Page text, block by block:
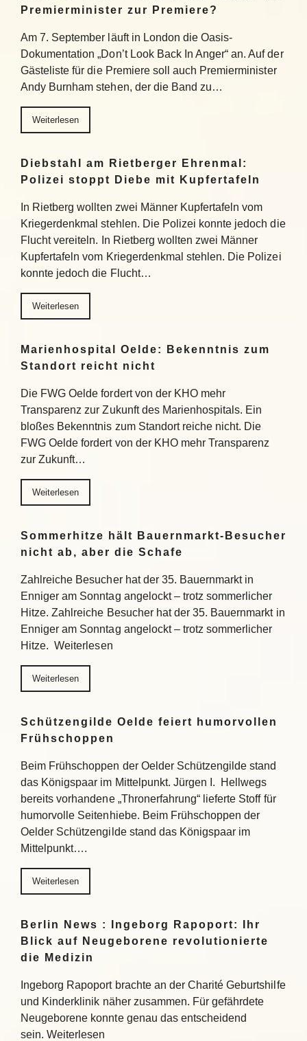
Premierminister zur Premiere?
Am 7. September läuft in London die Oasis-
Dokumentation „Don’t Look Back In Anger“ an. Auf der
Gästeliste für die Premiere soll auch Premierminister
Andy Burnham stehen, der die Band zu…
Weiterlesen
Diebstahl am Rietberger Ehrenmal:
Polizei stoppt Diebe mit Kupfertafeln
In Rietberg wollten zwei Männer Kupfertafeln vom
Kriegerdenkmal stehlen. Die Polizei konnte jedoch die
Flucht vereiteln. In Rietberg wollten zwei Männer
Kupfertafeln vom Kriegerdenkmal stehlen. Die Polizei
konnte jedoch die Flucht…
Weiterlesen
Marienhospital Oelde: Bekenntnis zum
Standort reicht nicht
Die FWG Oelde fordert von der KHO mehr
Transparenz zur Zukunft des Marienhospitals. Ein
bloßes Bekenntnis zum Standort reiche nicht. Die
FWG Oelde fordert von der KHO mehr Transparenz
zur Zukunft…
Weiterlesen
Sommerhitze hält Bauernmarkt-Besucher
nicht ab, aber die Schafe
Zahlreiche Besucher hat der 35. Bauernmarkt in
Enniger am Sonntag angelockt – trotz sommerlicher
Hitze. Zahlreiche Besucher hat der 35. Bauernmarkt in
Enniger am Sonntag angelockt – trotz sommerlicher
Hitze. Weiterlesen
Weiterlesen
Schützengilde Oelde feiert humorvollen
Frühschoppen
Beim Frühschoppen der Oelder Schützengilde stand
das Königspaar im Mittelpunkt. Jürgen I. Hellwegs
bereits vorhandene „Thronerfahrung“ lieferte Stoff für
humorvolle Seitenhiebe. Beim Frühschoppen der
Oelder Schützengilde stand das Königspaar im
Mittelpunkt….
Weiterlesen
Berlin News : Ingeborg Rapoport: Ihr
Blick auf Neugeborene revolutionierte
die Medizin
Ingeborg Rapoport brachte an der Charité Geburtshilfe
und Kinderklinik näher zusammen. Für gefährdete
Neugeborene konnte genau das entscheidend
sein. Weiterlesen